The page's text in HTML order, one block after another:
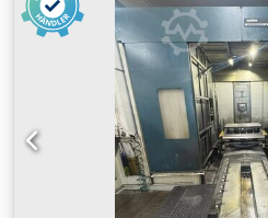
Achse: 1.200 mm B-Achse:
m/min. Drehzahlbereich:
30 / 25 kW Werkzeugaufnahme:
Werkzeugplätze: 140 Chsdpfx
Palettensystem Anzahl der
800 mm Maschinengewicht:
9,200 x 4,900 x 3,920 m
Innenkühlung (IKZ): bar